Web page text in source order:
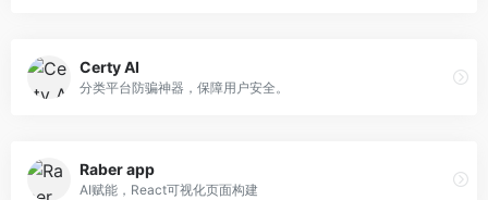
Certy AI
分类平台防骗神器，保障用户安全。
Raber app
AI赋能，React可视化页面构建